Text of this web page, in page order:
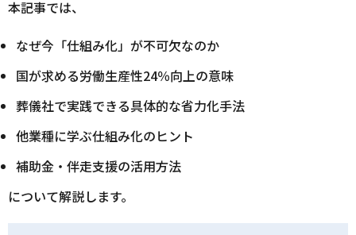
本記事では、
なぜ今「仕組み化」が不可欠なのか
国が求める労働生産性24％向上の意味
葬儀社で実践できる具体的な省力化手法
他業種に学ぶ仕組み化のヒント
補助金・伴走支援の活用方法
について解説します。